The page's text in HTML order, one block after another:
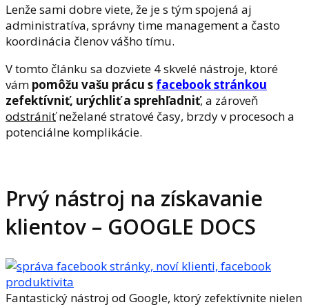
Lenže sami dobre viete, že je s tým spojená aj
administratíva, správny time management a často
koordinácia členov vášho tímu.
V tomto článku sa dozviete 4 skvelé nástroje, ktoré
vám pomôžu vašu prácu s facebook stránkou
zefektívniť, urýchliť a sprehľadniť, a zároveň
odstrániťneželané stratové časy, brzdy v procesoch a
potenciálne komplikácie.
Prvý nástroj na získavanie
klientov – GOOGLE DOCS
Fantastický nástroj od Google, ktorý zefektívnite nielen